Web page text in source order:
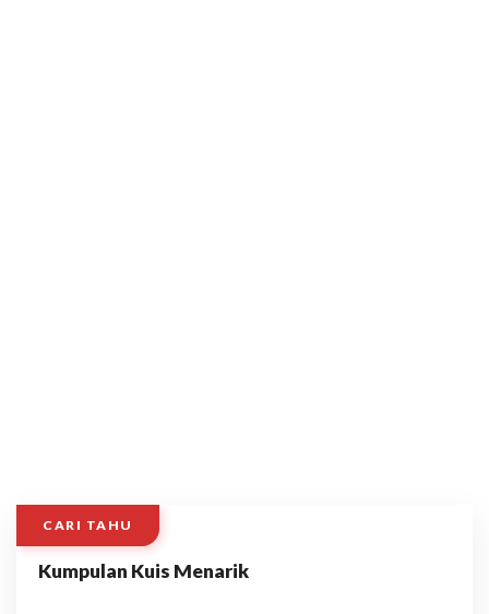
CARI TAHU
Kumpulan Kuis Menarik